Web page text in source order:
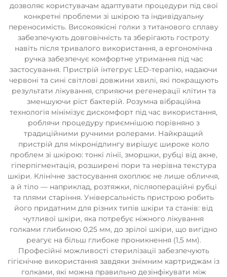
дозволяє користувачам адаптувати процедури під свої
конкретні проблеми зі шкірою та індивідуальну
переносимість. Високоякісні голки з титанового сплаву
забезпечують довговічність та зберігають гостроту
навіть після тривалого використання, а ергономічна
ручка забезпечує комфортне утримання під час
застосування. Пристрій інтегрує LED-терапію, надаючи
червоні та сині світлові довжини хвилі, які покращують
результати лікування, сприяючи регенерації клітин та
зменшуючи ріст бактерій. Розумна вібраційна
технологія мінімізує дискомфорт під час використання,
роблячи процедуру приємнішою порівняно з
традиційними ручними ролерами. Найкращий
пристрій для мікронідлингу вирішує широке коло
проблем зі шкірою: тонкі лінії, зморшки, рубці від акне,
гіперпігментація, розширені пори та нерівна текстура
шкіри. Клінічне застосування охоплює не лише обличчя,
а й тіло — наприклад, розтяжки, післяопераційні рубці
та плями старіння. Універсальність пристрою робить
його придатним для різних типів шкіри та станів: від
чутливої шкіри, яка потребує ніжного лікування
голками глибиною 0,25 мм, до зрілої шкіри, що вигідно
реагує на більш глибоке проникнення (1,5 мм).
Професійні можливості стерилізації забезпечують
гігієнічне використання завдяки знімним картриджам із
голками, які можна правильно дезінфікувати між